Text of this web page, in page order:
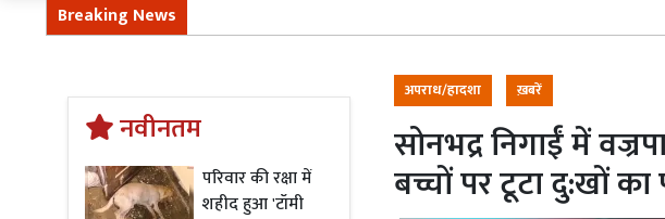
Breaking News
नवीनतम
परिवार की रक्षा में
शहीद हुआ 'टॉमी
अपराध/हादशा ख़बरें
सोनभद्र निगाईं में
बच्चों पर टूटा दु:खों का